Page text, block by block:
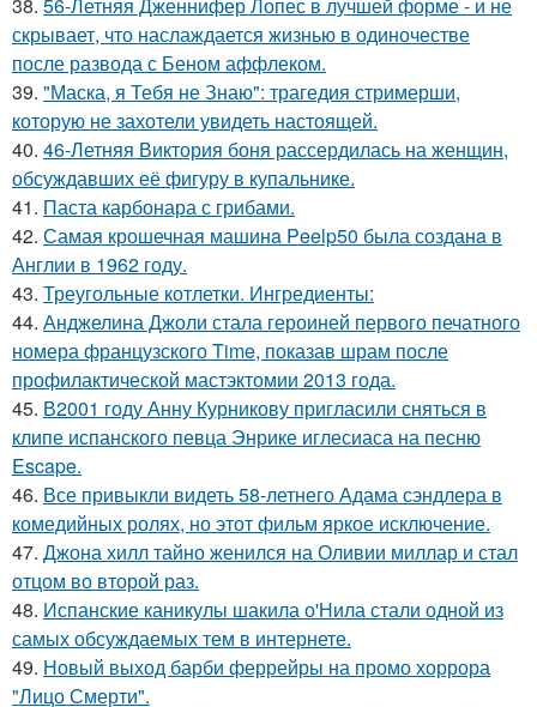
скрывает, что наслаждается жизнью в одиночестве
после развода с Беном аффлеком.
39. "Маска, я Тебя не Знаю": трагедия стримерши,
которую не захотели увидеть настоящей.
40. 46-Летняя Виктория боня рассердилась на женщин,
обсуждавших её фигуру в купальнике.
41. Паста карбонара с грибами.
42. Самая крошечная машинa Peelp50 была созданa в
Англии в 1962 году.
43. Треугольные котлетки. Ингредиенты:
44. Анджелина Джоли стала героиней первого печатного
номера французского Time, показав шрам после
профилактической мастэктомии 2013 года.
45. В2001 году Анну Курникову пригласили сняться в
клипе испанского певца Энрике иглесиаса на песню
Escape.
46. Все привыкли видеть 58-летнего Адама сэндлера в
комедийных ролях, но этот фильм яркое исключение.
47. Джона хилл тайно женился на Оливии миллар и стал
отцом во второй раз.
48. Испанские каникулы шакила о'Нила стали одной из
самых обсуждаемых тем в интернете.
49. Новый выход барби феррейры на промо хоррора
"Лицо Смерти".